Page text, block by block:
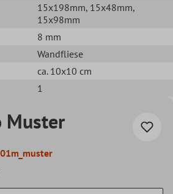
15x198mm, 15x48mm,
15x98mm
8 mm
Wandfliese
ca. 10x10 cm
1
Muster